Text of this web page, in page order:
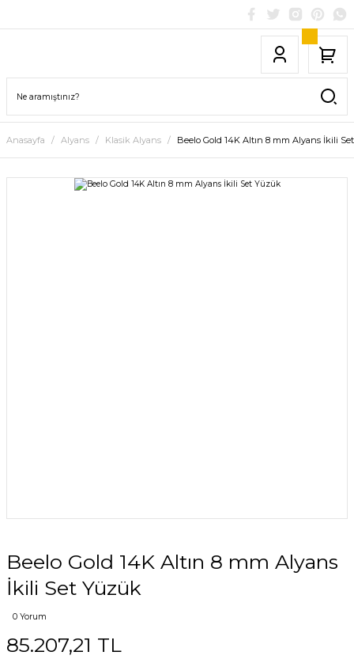
Anasayfa Alyans Klasik Alyans Beelo Gold 14K Altın 8 mm Alyans İkili
Beelo Gold 14K Altın 8 mm Alyans
İkili Set Yüzük
0 Yorum
85.207,21 TL